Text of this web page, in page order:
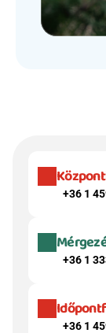
+36 1
+36 1
+36 1